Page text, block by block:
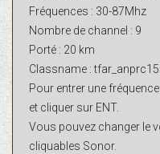
Fréquences : 30-87Mhz
Nombre de channel : 9
Porté : 20 km
Classname :
Pour entrer une
et cliquer sur ENT.
Vous pouvez changer le
cliquables Sonor.